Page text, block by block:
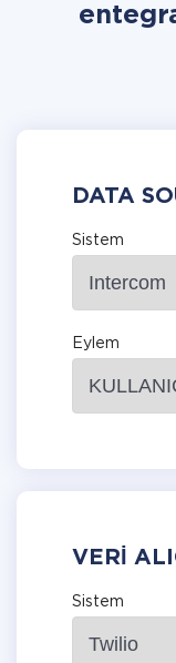
DATA
Sistem
Eylem
VERI
Sistem